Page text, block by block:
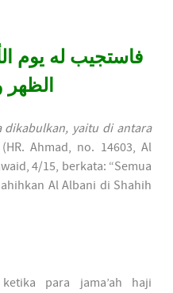
فاستجيب له يوم
الظهر
dikabulkan, yaitu di antara
Ahmad, no. 14603, Al
4/15, berkata: “Semua
Al Albani di Shahih
para jama’ah haji